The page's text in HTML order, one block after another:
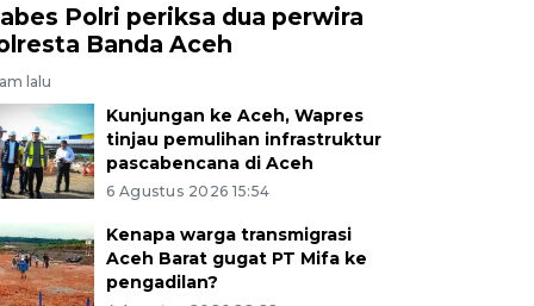
Polri periksa dua perwira
Banda Aceh
lalu
Kunjungan ke Aceh, Wapres
tinjau pemulihan infrastruktur
pascabencana di Aceh
6 Agustus 2026 15:54
Kenapa warga transmigrasi
Aceh Barat gugat PT Mifa ke
pengadilan?